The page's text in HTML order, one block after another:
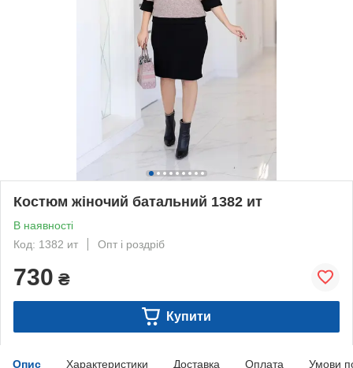
Костюм жіночий батальний 1382 ит
В наявності
Код: 1382 ит
Опт і роздріб
730 ₴
Купити
Опис Характеристики Доставка Оплата Умови